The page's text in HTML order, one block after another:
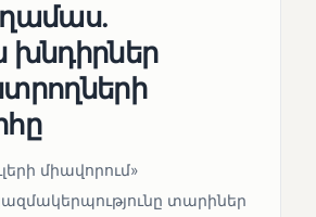
խնդիրներ
միավորում»
տարիներ